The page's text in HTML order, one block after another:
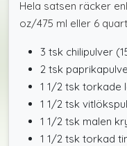
Hela satsen räcker
oz/475 ml eller 6
3 tsk chilipulver
2 tsk
1 1/2 tsk torkade
1 1/2 tsk
1 1/2 tsk malen
1 1/2 tsk torkad